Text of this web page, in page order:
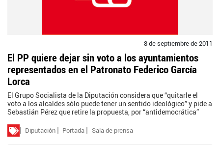
8 de septiembre de 2011
El PP quiere dejar sin voto a los ayuntamientos
representados en el Patronato Federico García
Lorca
El Grupo Socialista de la Diputación considera que “quitarle el
voto a los alcaldes sólo puede tener un sentido ideológico” y pide a
Sebastián Pérez que retire la propuesta, por “antidemocrática”
Diputación Portada Sala de prensa